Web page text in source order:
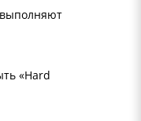
«Hard